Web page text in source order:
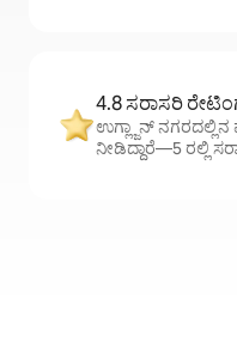
4.8 ಸರಾಸರಿ
ಉಗ್ಲ್ಜಾನ್ ನಗರದಲ್ಲಿನ
ನೀಡಿದ್ದಾರೆ—5 ರಲ್ಲಿ